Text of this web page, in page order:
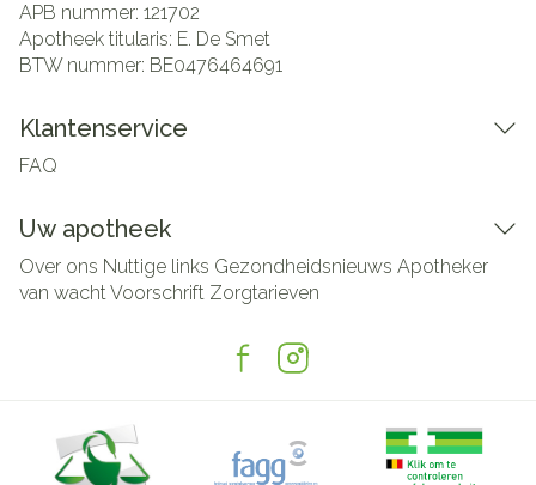
APB nummer: 121702
Apotheek titularis: E. De Smet
BTW nummer: BE0476464691
Klantenservice
FAQ
Uw apotheek
Over ons Nuttige links Gezondheidsnieuws Apotheker
van wachtVoorschrift Zorgtarieven